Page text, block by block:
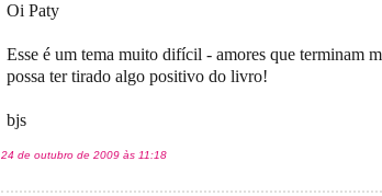
Oi Paty
Esse é um tema muito difícil - amores que terminam
possa ter tirado algo positivo do livro!
bjs
24 de outubro de 2009 às 11:18